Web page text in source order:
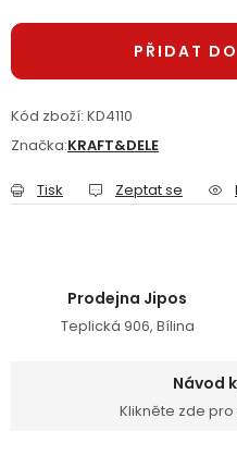
Reklamační formulář
Obchodní podmínky
PŘIDAT
Kód zboží: KD4110
Značka:KRAFT&DELE
Tisk Zeptat se
Prodejna Jipos
Teplická 906, Bílina
Návod
Klikněte zde